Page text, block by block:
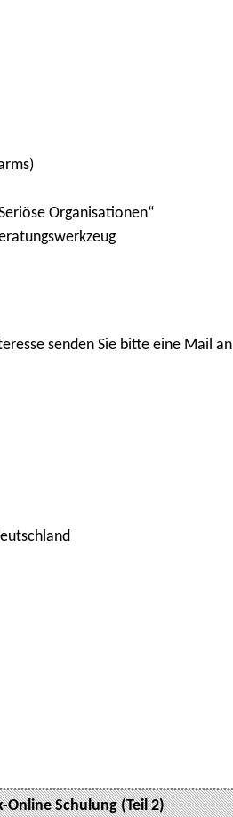
Organisationen“
senden Sie bitte eine Mail an
Online Schulung (Teil 2)